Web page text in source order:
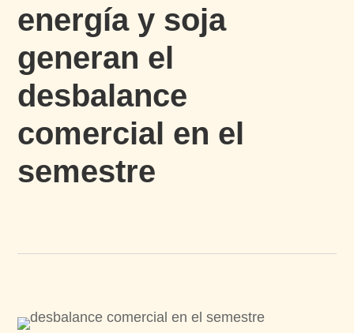
energía y soja
generan el
desbalance
comercial en el
semestre